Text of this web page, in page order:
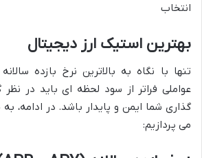
انتخاب
بهترین استیک ارز دیجیتال
عواملی فراتر از سود لحظه ای باید در نظر
گذاری شما ایمن و پایدار باشد. در ادامه،
می پردازیم: